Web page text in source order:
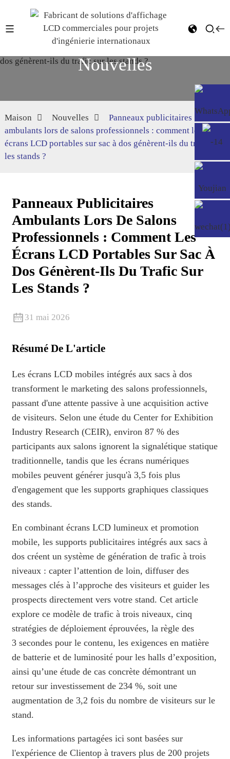
Nouvelles
Maison Nouvelles
Panneaux publicitaires
ambulants lors de salons professionnels : comment les
écrans LCD portables sur sac à dos génèrent-ils du trafic sur
les stands ?
Panneaux Publicitaires
Ambulants Lors De Salons
Professionnels : Comment Les
Écrans LCD Portables Sur Sac À
Dos Génèrent-Ils Du Trafic Sur
Les Stands ?
31 mai 2026
Résumé De L'article
Les écrans LCD mobiles intégrés aux sacs à dos
transforment le marketing des salons professionnels,
passant d'une attente passive à une acquisition active
de visiteurs. Selon une étude du Center for Exhibition
Industry Research (CEIR), environ 87 % des
participants aux salons ignorent la signalétique statique
traditionnelle, tandis que les écrans numériques
mobiles peuvent générer jusqu'à 3,5 fois plus
d'engagement que les supports graphiques classiques
des stands.
En combinant écrans LCD lumineux et promotion
mobile, les supports publicitaires intégrés aux sacs à
dos créent un système de génération de trafic à trois
niveaux : capter l’attention de loin, diffuser des
messages clés à l’approche des visiteurs et guider les
prospects directement vers votre stand. Cet article
explore ce modèle de trafic à trois niveaux, cinq
stratégies de déploiement éprouvées, la règle des
3 secondes pour le contenu, les exigences en matière
de batterie et de luminosité pour les halls d’exposition,
ainsi qu’une étude de cas concrète démontrant un
retour sur investissement de 234 %, soit une
augmentation de 3,2 fois du nombre de visiteurs sur le
stand.
Les informations partagées ici sont basées sur
l'expérience de Clientop à travers plus de 200 projets